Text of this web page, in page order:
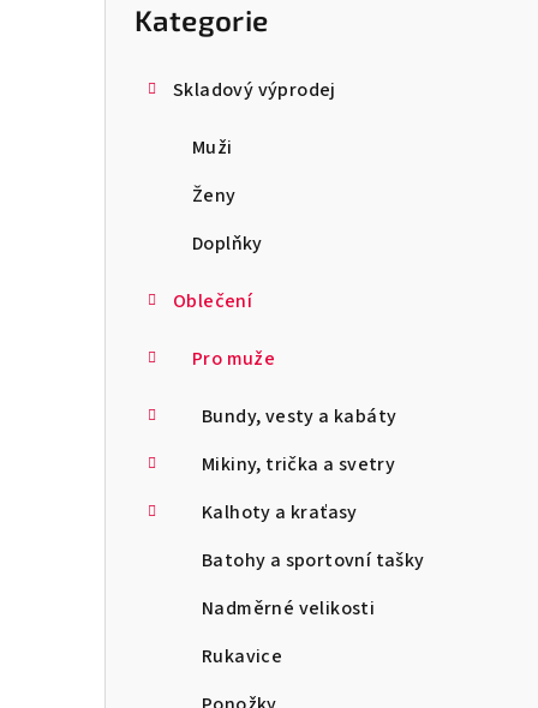
Přeskočit
kategorie
Kategorie
Skladový výprodej
Muži
Ženy
Doplňky
Oblečení
Pro muže
Bundy, vesty a kabáty
Mikiny, trička a svetry
Kalhoty a kraťasy
Batohy a sportovní tašky
Nadměrné velikosti
Rukavice